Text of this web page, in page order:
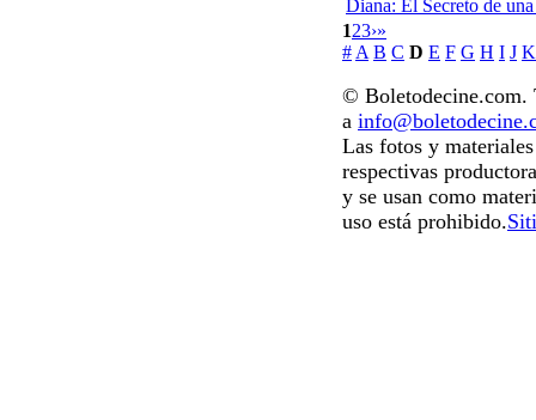
Diana: El Secreto de
123›»
# A B C D E F G H I J K
© Boletodecine.com.
a
Las fotos y
respectivas
y se usan como
uso está prohibido.